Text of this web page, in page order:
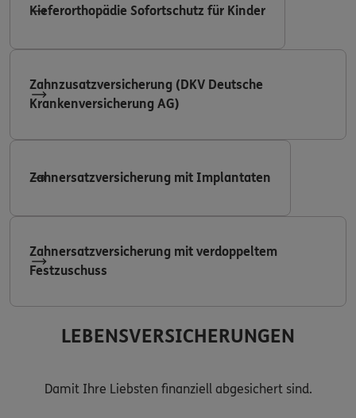
Kieferorthopädie Sofortschutz für Kinder
Zahnzusatzversicherung (DKV Deutsche
Krankenversicherung AG)
Zahnersatzversicherung mit Implantaten
Zahnersatzversicherung mit verdoppeltem
Festzuschuss
LEBENSVERSICHERUNGEN
Damit Ihre Liebsten finanziell abgesichert sind.